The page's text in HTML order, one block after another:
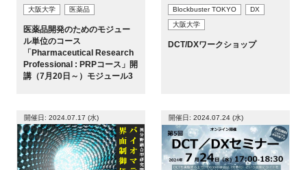
大阪大学 医薬品
医薬品開発のためのモジュー
ル単位のコース
「Pharmaceutical Research
Professional : PRPコース」開
講（7月20日～）モジュール3
Blockbuster TOKYO
DX
大阪大学
DCT/DXワークショップ
開催日: 2024.07.17 (水) 開催日: 2024.07.24 (水)